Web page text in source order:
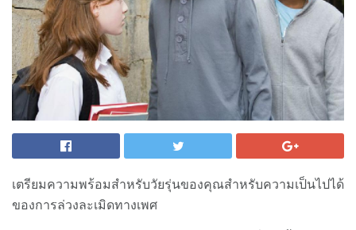
เตรียมความพร้อมสำหรับวัยรุ่นของคุณสำหรับความเป็นไปได้
ของการล่วงละเมิดทางเพศ